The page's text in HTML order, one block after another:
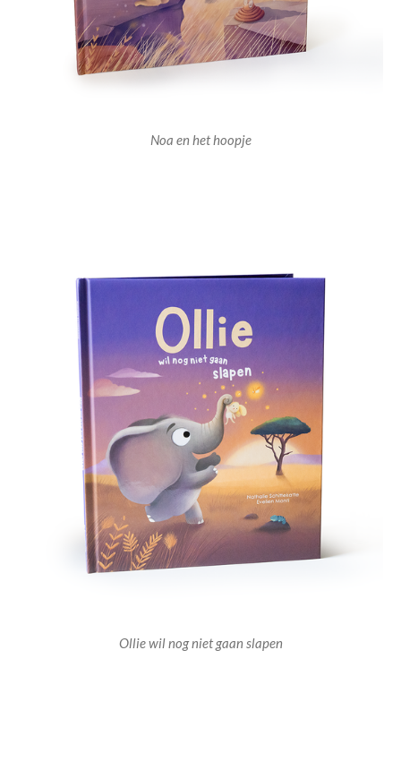
Noa en het hoopje
Ollie wil nog niet gaan slapen